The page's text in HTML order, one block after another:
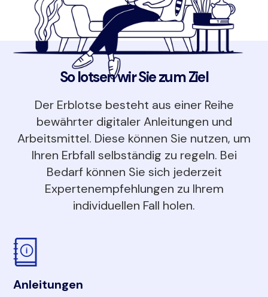
So lotsen wir Sie zum Ziel
Der Erblotse besteht aus einer Reihe
bewährter digitaler Anleitungen und
Arbeitsmittel. Diese können Sie nutzen, um
Ihren Erbfall selbständig zu regeln. Bei
Bedarf können Sie sich jederzeit
Expertenempfehlungen zu Ihrem
individuellen Fall holen.
Anleitungen